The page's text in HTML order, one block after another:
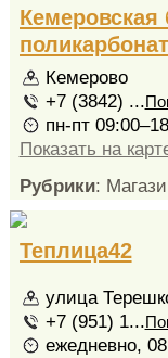
Кемеровская
Кемерово
+7 (3842) ...
пн-пт
Показать на
Рубрики:
Теплица42
улица
+7 (951) 1...
ежедневно,